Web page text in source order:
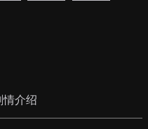
情介绍